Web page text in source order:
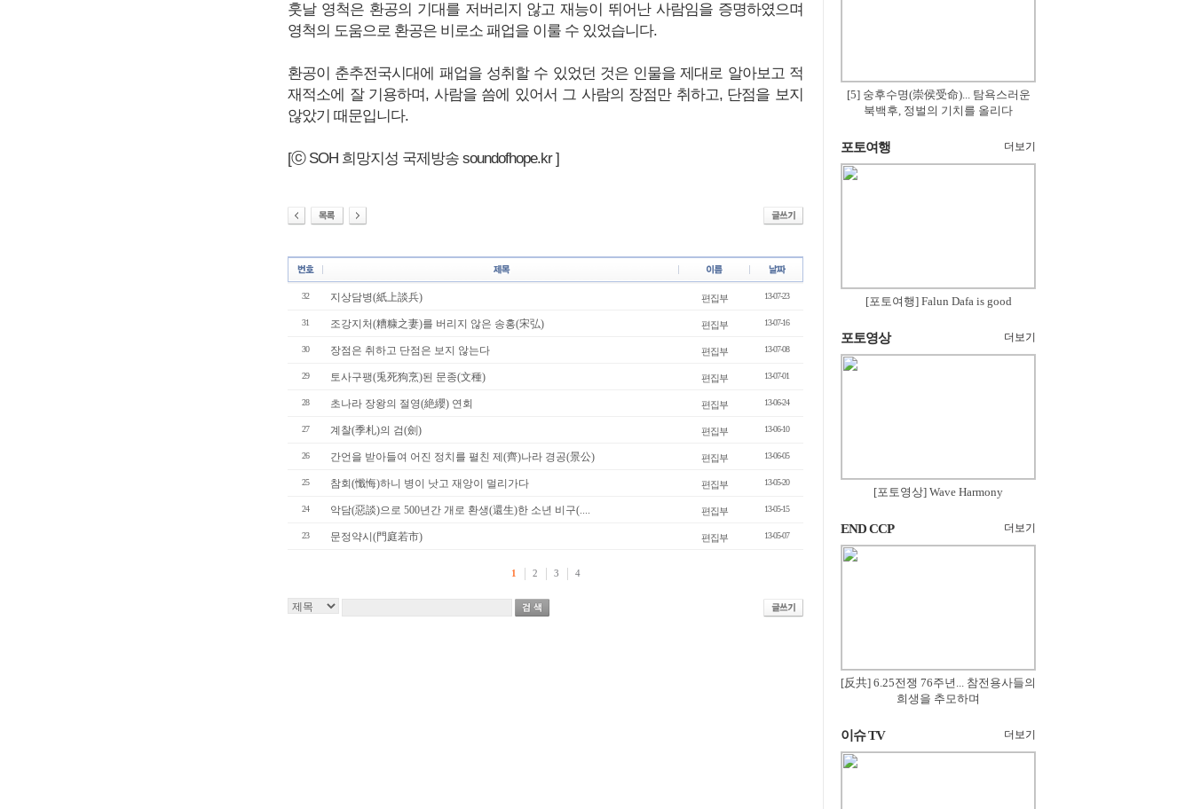
훗날 영척은 환공의 기대를 저버리지 않고 재능이 뛰어난 사람임을 증명하였으며
영척의 도움으로 환공은 비로소 패업을 이룰 수 있었습니다.
환공이 춘추전국시대에 패업을 성취할 수 있었던 것은 인물을 제대로 알아보고 적
재적소에 잘 기용하며, 사람을 씀에 있어서 그 사람의 장점만 취하고, 단점을 보지
않았기 때문입니다.
[ⓒ SOH 희망지성 국제방송 soundofhope.kr ]
32 지상담병(紙上談兵) 편집부 13-07-23
31 조강지처(糟糠之妻)를 버리지 않은 송홍(宋弘) 편집부 13-07-16
30 장점은 취하고 단점은 보지 않는다 편집부 13-07-08
29 토사구팽(兎死狗烹)된 문종(文種) 편집부 13-07-01
28 초나라 장왕의 절영(絶纓) 연회 편집부 13-06-24
27 계찰(季札)의 검(劍) 편집부 13-06-10
26 간언을 받아들여 어진 정치를 펼친 제(齊)나라 경공(景公) 편집부 13-06-05
25 참회(懺悔)하니 병이 낫고 재앙이 멀리가다 편집부 13-05-20
24 악담(惡談)으로 500년간 개로 환생(還生)한 소년 비구(.... 편집부 13-05-15
23 문정약시(門庭若市) 편집부 13-05-07
1 2 3 4
[5] 숭후수명(崇侯受命)... 탐욕스러운
북백후, 정벌의 기치를 올리다
포토여행 더보기
[포토여행] Falun Dafa is good
포토영상 더보기
[포토영상] Wave Harmony
END CCP 더보기
[反共] 6.25전쟁 76주년... 참전용사들의
희생을 추모하며
이슈 TV 더보기